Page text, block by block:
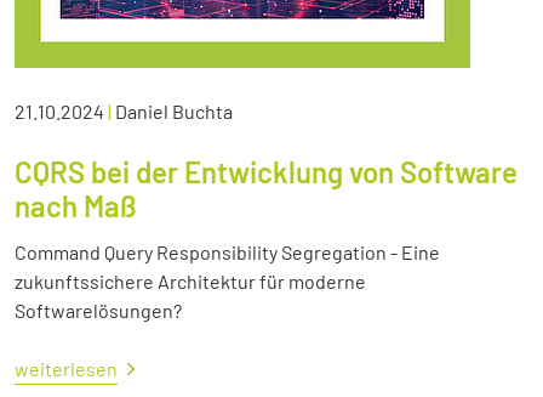
21.10.2024 | Daniel Buchta
CQRS bei der Entwicklung von Software
nach Maß
Command Query Responsibility Segregation - Eine
zukunftssichere Architektur für moderne
Softwarelösungen?
weiterlesen